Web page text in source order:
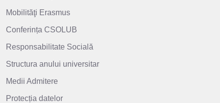
Mobilităţi Erasmus
Conferința CSOLUB
Responsabilitate Socială
Structura anului universitar
Medii Admitere
Protecția datelor